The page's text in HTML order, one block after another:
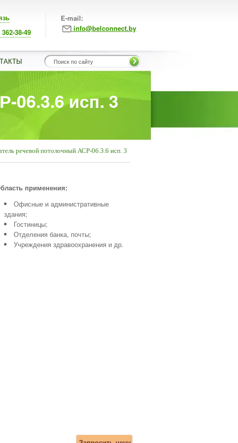
38-49
E-mail:
info@belconnect.by
06.3.6 исп. 3
речевой потолочный АСР-06.3.6 исп. 3
применения:
Офисные и административные
здания;
Гостиницы;
Отделения банка, почты;
Учреждения здравоохранения и др.